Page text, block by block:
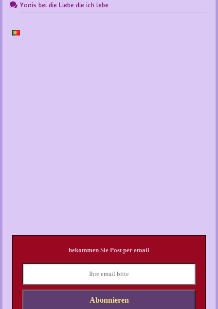
Yonis bei die Liebe die ich lebe
bekommen Sie Post per email